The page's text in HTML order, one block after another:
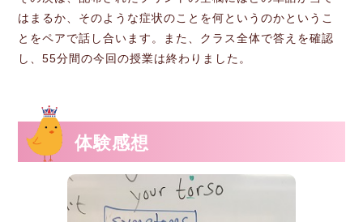
はまるか、そのような症状のことを何というのかというこ
とをペアで話し合います。また、クラス全体で答えを確認
し、55分間の今回の授業は終わりました。
体験感想